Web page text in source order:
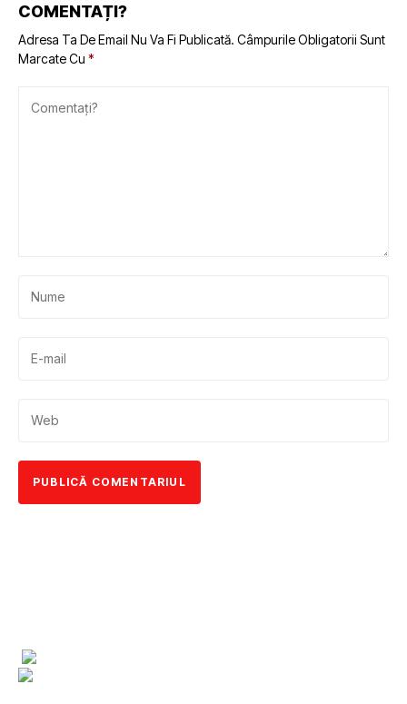
COMENTAȚI?
Adresa Ta De Email Nu Va Fi Publicată. Câmpurile Obligatorii Sunt
Marcate Cu *